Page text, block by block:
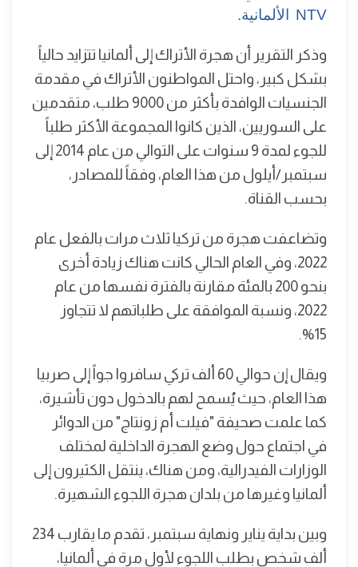
NTV الألمانية.
وذكر التقرير أن هجرة الأتراك إلى ألمانيا تتزايد حالياً
بشكل كبير، واحتل المواطنون الأتراك في مقدمة
الجنسيات الوافدة بأكثر من 9000 طلب، متقدمين
على السوريين، الذين كانوا المجموعة الأكثر طلباً
للجوء لمدة 9 سنوات على التوالي من عام 2014 إلى
سبتمبر/أيلول من هذا العام، وفقاً للمصادر،
بحسب القناة.
وتضاعفت هجرة من تركيا ثلاث مرات بالفعل عام
2022، وفي العام الحالي كانت هناك زيادة أخرى
بنحو 200 بالمئة مقارنة بالفترة نفسها من عام
2022، ونسبة الموافقة على طلباتهم لا تتجاوز
15%.
ويقال إن حوالي 60 ألف تركي سافروا جواً إلى صربيا
هذا العام، حيث يُسمح لهم بالدخول دون تأشيرة،
كما علمت صحيفة "فيلت أم زونتاج" من الدوائر
في اجتماع حول وضع الهجرة الداخلية لمختلف
الوزارات الفيدرالية، ومن هناك، ينتقل الكثيرون إلى
ألمانيا وغيرها من بلدان هجرة اللجوء الشهيرة.
وبين بداية يناير ونهاية سبتمبر، تقدم ما يقارب 234
ألف شخص بطلب اللجوء لأول مرة في ألمانيا،